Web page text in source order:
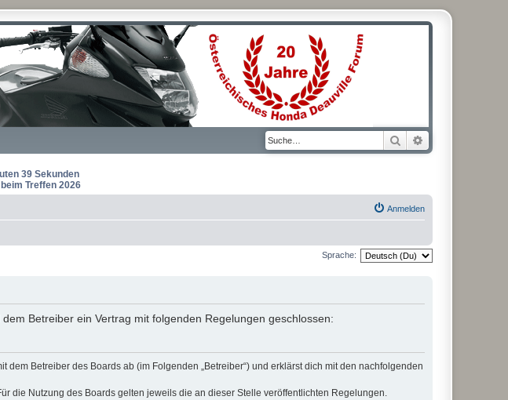
Suche
39 Sekunden
Treffen 2026
Anmelden
Sprache:
Betreiber ein Vertrag mit folgenden Regelungen geschlossen:
dem Betreiber des Boards ab (im Folgenden „Betreiber“) und erklärst dich mit den nachfolgenden
die Nutzung des Boards gelten jeweils die an dieser Stelle veröffentlichten Regelungen.